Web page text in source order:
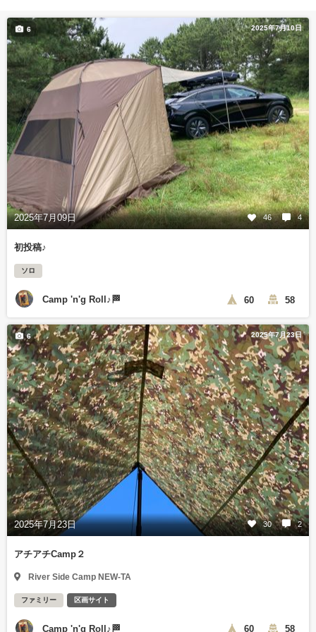
2025年7月10日
2025年7月09日 46 4
6
初投稿♪
ソロ
Camp 'n'g Roll♪🏁 60 58
2025年7月23日
2025年7月23日 30 2
6
アチアチCamp２
River Side Camp NEW-TA
ファミリー 区画サイト
Camp 'n'g Roll♪🏁 60 58